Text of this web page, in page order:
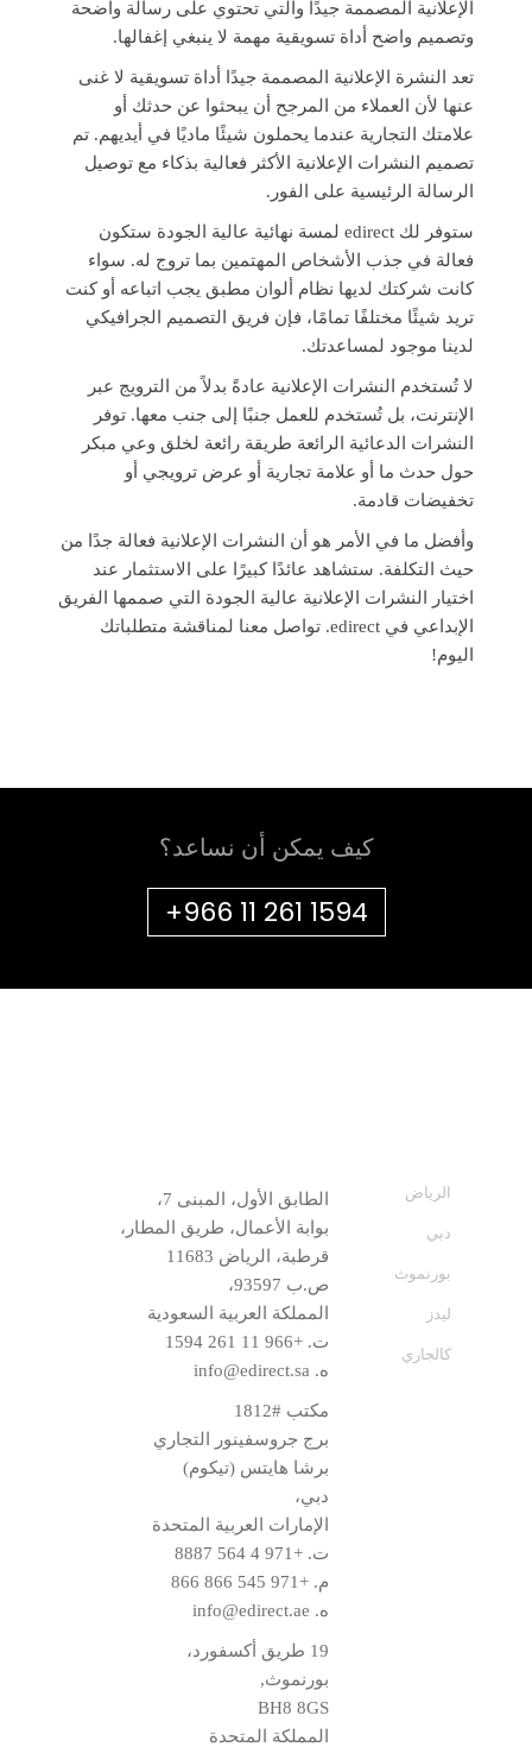
الإعلانية المصممة جيدًا والتي تحتوي على رسالة واضحة
وتصميم واضح أداة تسويقية مهمة لا ينبغي إغفالها.
تعد النشرة الإعلانية المصممة جيدًا أداة تسويقية لا غنى
عنها لأن العملاء من المرجح أن يبحثوا عن حدثك أو
علامتك التجارية عندما يحملون شيئًا ماديًا في أيديهم. تم
تصميم النشرات الإعلانية الأكثر فعالية بذكاء مع توصيل
الرسالة الرئيسية على الفور.
ستوفر لك edirect لمسة نهائية عالية الجودة ستكون
فعالة في جذب الأشخاص المهتمين بما تروج له. سواء
كانت شركتك لديها نظام ألوان مطبق يجب اتباعه أو كنت
تريد شيئًا مختلفًا تمامًا، فإن فريق التصميم الجرافيكي
لدينا موجود لمساعدتك.
لا تُستخدم النشرات الإعلانية عادةً بدلاً من الترويج عبر
الإنترنت، بل تُستخدم للعمل جنبًا إلى جنب معها. توفر
النشرات الدعائية الرائعة طريقة رائعة لخلق وعي مبكر
حول حدث ما أو علامة تجارية أو عرض ترويجي أو
تخفيضات قادمة.
وأفضل ما في الأمر هو أن النشرات الإعلانية فعالة جدًا من
حيث التكلفة. ستشاهد عائدًا كبيرًا على الاستثمار عند
اختيار النشرات الإعلانية عالية الجودة التي صممها الفريق
الإبداعي في edirect. تواصل معنا لمناقشة متطلباتك
اليوم!
كيف يمكن أن نساعد؟
+966 11 261 1594
الرياض
دبي
بورنموث
ليدز
كالجاري
الطابق الأول، المبنى 7،
بوابة الأعمال، طريق المطار،
قرطبة، الرياض 11683
ص.ب 93597،
المملكة العربية السعودية
ت.+966 11 261 1594
ه. info@edirect.sa
مكتب #1812
برج جروسفينور التجاري
برشا هايتس (تيكوم)
دبي،
الإمارات العربية المتحدة
ت.+971 4 564 8887
م.+971 545 866 866
ه. info@edirect.ae
19 طريق أكسفورد،
بورنموث,
BH8 8GS
المملكة المتحدة